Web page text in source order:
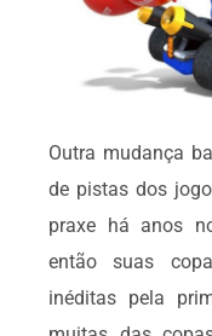
Outra mudança
de pistas dos
praxe há anos
então suas
inéditas pela